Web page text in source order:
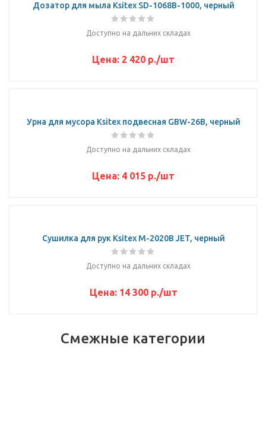
Дозатор для мыла Ksitex SD-1068B-1000, черный
Доступно на дальних складах
Цена: 2 420 р./шт
Урна для мусора Ksitex подвесная GBW-26B, черный
Доступно на дальних складах
Цена: 4 015 р./шт
Сушилка для рук Ksitex M-2020B JET, черный
Доступно на дальних складах
Цена: 14 300р./шт
Смежные категории